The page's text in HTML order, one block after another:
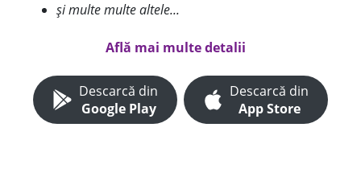
și multe multe altele...
Află mai multe detalii
Descarcă din
Google Play
Descarcă din
App Store